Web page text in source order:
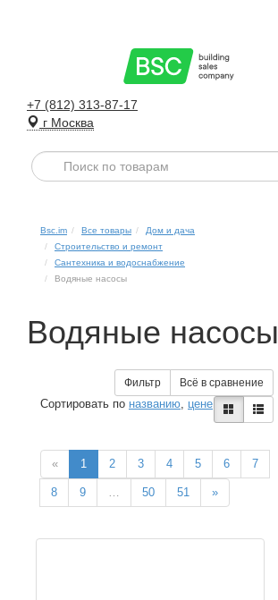
+7 (812) 313-87-17
г Москва
Bsc.im Все товары
Дом и дача
Строительство и ремонт
Сантехника и водоснабжение
Водяные насосы
Водяные насосы
Фильтр Всё в сравнение
Сортировать по названию, цене
« 1 2 3 4 5 6 7
8 9 … 50 51 »